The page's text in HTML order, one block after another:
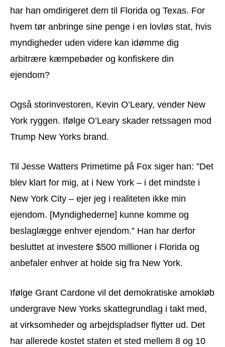
har han omdirigeret dem til Florida og Texas. For
hvem tør anbringe sine penge i en lovløs stat, hvis
myndigheder uden videre kan idømme dig
arbitrære kæmpebøder og konfiskere din
ejendom?
Også storinvestoren, Kevin O’Leary, vender New
York ryggen. Ifølge O’Leary skader retssagen mod
Trump New Yorks brand.
Til Jesse Watters Primetime på Fox siger han: ”Det
blev klart for mig, at i New York – i det mindste i
New York City – ejer jeg i realiteten ikke min
ejendom. [Myndighederne] kunne komme og
beslaglægge enhver ejendom.” Han har derfor
besluttet at investere $500 millioner i Florida og
anbefaler enhver at holde sig fra New York.
Ifølge Grant Cardone vil det demokratiske amokløb
undergrave New Yorks skattegrundlag i takt med,
at virksomheder og arbejdspladser flytter ud. Det
har allerede kostet staten et sted mellem 8 og 10